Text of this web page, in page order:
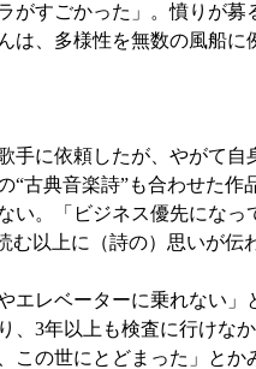
すごかった」。憤りが
、多様性を無数の風船
に依頼したが、やがて
古典音楽詩”も合わせた
。「ビジネス優先にな
以上に（詩の）思いが伝
レベーターに乗れない
3年以上も検査に行けな
の世にとどまった」と